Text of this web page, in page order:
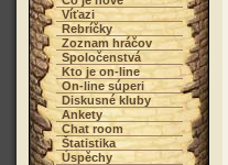
Víťazi
Rebríčky
Zoznam hráčov
Spoločenstvá
Kto je on-line
On-line súperi
Diskusné kluby
Ankety
Chat room
Štatistika
Úspěchy